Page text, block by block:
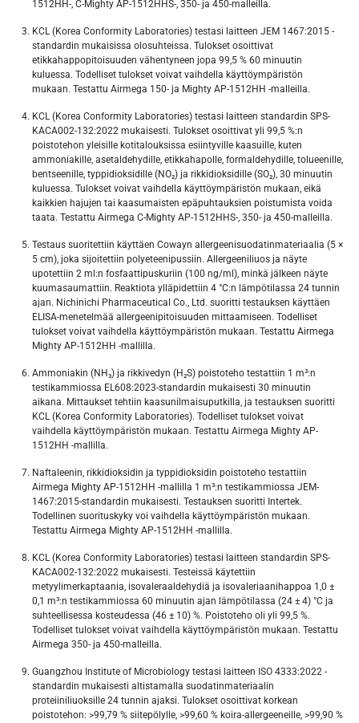
1512HH-, C-Mighty AP-1512HHS-, 350- ja 450-malleilla.
KCL (Korea Conformity Laboratories) testasi laitteen JEM 1467:2015 -
standardin mukaisissa olosuhteissa. Tulokset osoittivat
etikkahappopitoisuuden vähentyneen jopa 99,5 % 60 minuutin
kuluessa. Todelliset tulokset voivat vaihdella käyttöympäristön
mukaan. Testattu Airmega 150- ja Mighty AP-1512HH -malleilla.
KCL (Korea Conformity Laboratories) testasi laitteen standardin SPS-
KACA002-132:2022 mukaisesti. Tulokset osoittivat yli 99,5 %:n
poistotehon yleisille kotitalouksissa esiintyville kaasuille, kuten
ammoniakille, asetaldehydille, etikkahapolle, formaldehydille, tolueenille,
bentseenille, typpidioksidille (NO₂) ja rikkidioksidille (SO₂), 30 minuutin
kuluessa. Tulokset voivat vaihdella käyttöympäristön mukaan, eikä
kaikkien hajujen tai kaasumaisten epäpuhtauksien poistumista voida
taata. Testattu Airmega C-Mighty AP-1512HHS-, 350- ja 450-malleilla.
Testaus suoritettiin käyttäen Cowayn allergeenisuodatinmateriaalia (5 ×
5 cm), joka sijoitettiin polyeteenipussiin. Allergeeniliuos ja näyte
upotettiin 2 ml:n fosfaattipuskuriin (100 ng/ml), minkä jälkeen näyte
kuumasaumattiin. Reaktiota ylläpidettiin 4 °C:n lämpötilassa 24 tunnin
ajan. Nichinichi Pharmaceutical Co., Ltd. suoritti testauksen käyttäen
ELISA-menetelmää allergeenipitoisuuden mittaamiseen. Todelliset
tulokset voivat vaihdella käyttöympäristön mukaan. Testattu Airmega
Mighty AP-1512HH -mallilla.
Ammoniakin (NH₃) ja rikkivedyn (H₂S) poistoteho testattiin 1 m³:n
testikammiossa EL608:2023-standardin mukaisesti 30 minuutin
aikana. Mittaukset tehtiin kaasunilmaisuputkilla, ja testauksen suoritti
KCL (Korea Conformity Laboratories). Todelliset tulokset voivat
vaihdella käyttöympäristön mukaan. Testattu Airmega Mighty AP-
1512HH -mallilla.
Naftaleenin, rikkidioksidin ja typpidioksidin poistoteho testattiin
Airmega Mighty AP-1512HH -mallilla 1 m³:n testikammiossa JEM-
1467:2015-standardin mukaisesti. Testauksen suoritti Intertek.
Todellinen suorituskyky voi vaihdella käyttöympäristön mukaan.
Testattu Airmega Mighty AP-1512HH -mallilla.
KCL (Korea Conformity Laboratories) testasi laitteen standardin SPS-
KACA002-132:2022 mukaisesti. Testeissä käytettiin
metyylimerkaptaania, isovaleraaldehydiä ja isovaleriaanihappoa 1,0 ±
0,1 m³:n testikammiossa 60 minuutin ajan lämpötilassa (24 ± 4) °C ja
suhteellisessa kosteudessa (46 ± 10) %. Poistoteho oli yli 99,5 %.
Todelliset tulokset voivat vaihdella käyttöympäristön mukaan. Testattu
Airmega 350- ja 450-malleilla.
Guangzhou Institute of Microbiology testasi laitteen ISO 4333:2022 -
standardin mukaisesti altistamalla suodatinmateriaalin
proteiiniliuoksille 24 tunnin ajaksi. Tulokset osoittivat korkean
poistotehon: >99,79 % siitepölylle, >99,60 % koira-allergeeneille, >99,90 %